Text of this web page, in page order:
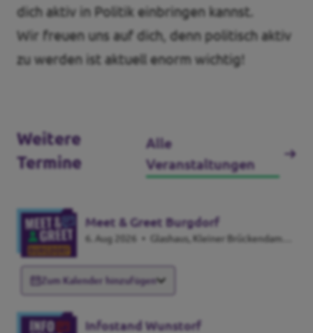
dich aktiv in Politik einbringen kannst.
Wir freuen uns auf dich, denn politisch aktiv
zu werden ist aktuell enorm wichtig!
Weitere
Termine
Alle
Veranstaltungen
Meet & Greet Burgdorf
6. Aug 2026 •
Zum Kalender hinzufügen
Infostand Wunstorf